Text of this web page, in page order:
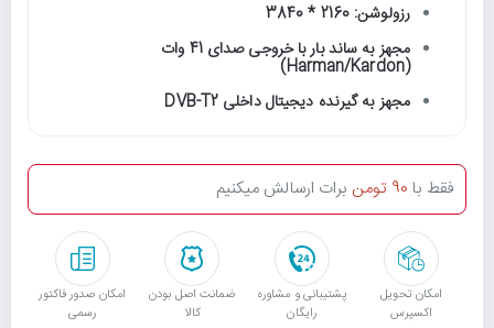
رزولوشن: 2160 * 3840
مجهز به ساند بار با خروجی صدای 41 وات
(Harman/Kardon)
مجهز به گیرنده دیجیتال داخلی DVB-T2
امکان تحویل
اکسپرس
پشتیبانی و مشاوره
رایگان
ﺿﻤﺎﻧﺖ اﺻﻞ ﺑﻮدن
ﮐﺎﻟﺎ
امکان صدور فاکتور
رسمی
فقط با 90 تومن برات ارسالش میکنیم